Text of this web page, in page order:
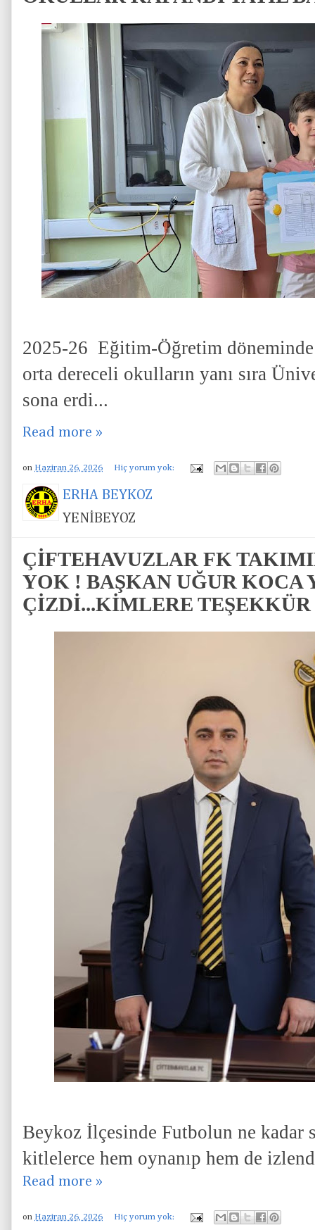
2025-26 Eğitim-Öğretim
orta dereceli okulların yanı sıra
sona erdi...
Read more »
on Haziran 26, 2026 Hiç yorum yok:
ERHA BEYKOZ
YENİBEYOZ
ÇİFTEHAVUZLAR FK
YOK ! BAŞKAN UĞUR KOCA
ÇİZDİ...KİMLERE TEŞEKKÜR
Beykoz İlçesinde Futbolun ne kadar
kitlelerce hem oynanıp hem de
Read more »
on Haziran 26, 2026 Hiç yorum yok: